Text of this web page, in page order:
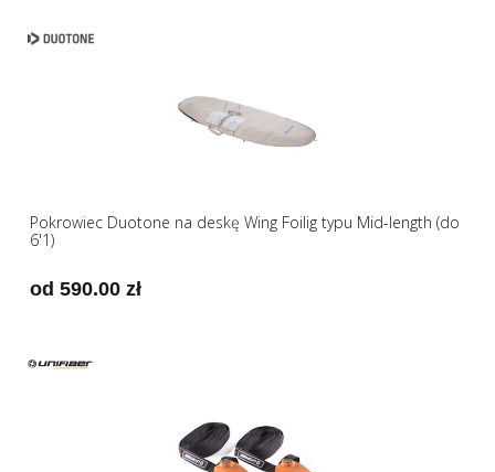
Pokrowiec Duotone na deskę Wing Foilig typu Mid-length (do
6'1)
od 590.00 zł